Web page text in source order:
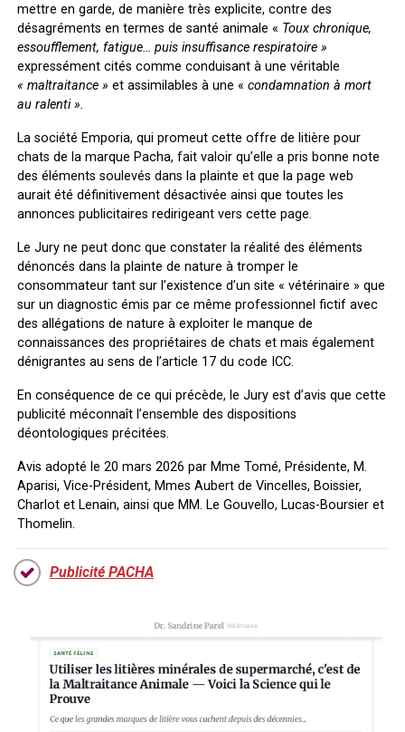
mettre en garde, de manière très explicite, contre des
désagréments en termes de santé animale « Toux chronique,
essoufflement, fatigue… puis insuffisance respiratoire »
expressément cités comme conduisant à une véritable
« maltraitance » et assimilables à une « condamnation à mort
au ralenti ».
La société Emporia, qui promeut cette offre de litière pour
chats de la marque Pacha, fait valoir qu’elle a pris bonne note
des éléments soulevés dans la plainte et que la page web
aurait été définitivement désactivée ainsi que toutes les
annonces publicitaires redirigeant vers cette page.
Le Jury ne peut donc que constater la réalité des éléments
dénoncés dans la plainte de nature à tromper le
consommateur tant sur l’existence d’un site « vétérinaire » que
sur un diagnostic émis par ce même professionnel fictif avec
des allégations de nature à exploiter le manque de
connaissances des propriétaires de chats et mais également
dénigrantes au sens de l’article 17 du code ICC.
En conséquence de ce qui précède, le Jury est d’avis que cette
publicité méconnaît l’ensemble des dispositions
déontologiques précitées.
Avis adopté le 20 mars 2026 par Mme Tomé, Présidente, M.
Aparisi, Vice-Président, Mmes Aubert de Vincelles, Boissier,
Charlot et Lenain, ainsi que MM. Le Gouvello, Lucas-Boursier et
Thomelin.
Publicité PACHA